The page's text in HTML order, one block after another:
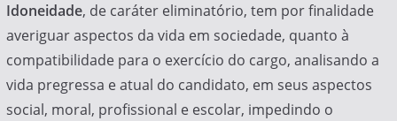
Idoneidade, de caráter eliminatório, tem por finalidade
averiguar aspectos da vida em sociedade, quanto à
compatibilidade para o exercício do cargo, analisando a
vida pregressa e atual do candidato, em seus aspectos
social, moral, profissional e escolar, impedindo o